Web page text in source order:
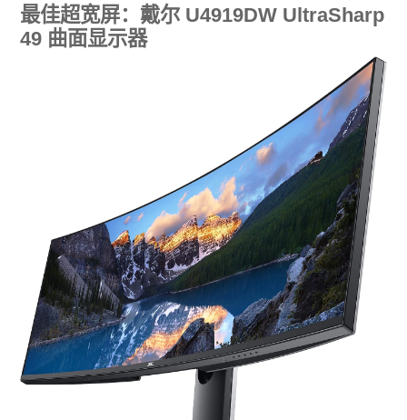
最佳超宽屏：戴尔 U4919DW UltraSharp
49 曲面显示器